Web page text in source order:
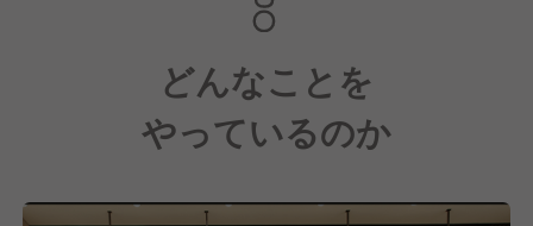
どんなことを
やっているのか